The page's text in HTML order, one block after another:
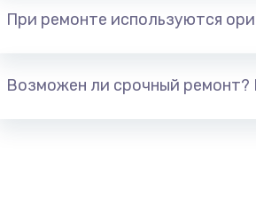
При ремонте используются
Возможен ли срочный ремонт?